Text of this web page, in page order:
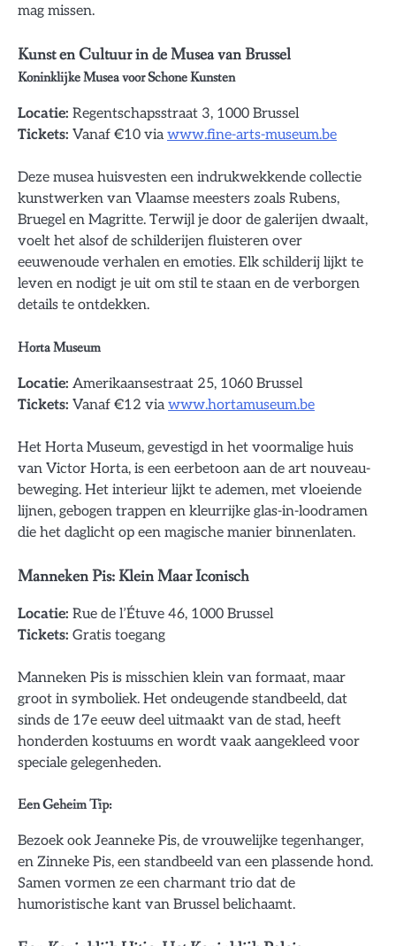
mag missen.
Kunst en Cultuur in de Musea van Brussel
Koninklijke Musea voor Schone Kunsten
Locatie: Regentschapsstraat 3, 1000 Brussel
Tickets: Vanaf €10 viawww.fine-arts-museum.be
Deze musea huisvesten een indrukwekkende collectie
kunstwerken van Vlaamse meesters zoals Rubens,
Bruegel en Magritte. Terwijl je door de galerijen dwaalt,
voelt het alsof de schilderijen fluisteren over
eeuwenoude verhalen en emoties. Elk schilderij lijkt te
leven en nodigt je uit om stil te staan en de verborgen
details te ontdekken.
Horta Museum
Locatie: Amerikaansestraat 25, 1060 Brussel
Tickets: Vanaf €12 viawww.hortamuseum.be
Het Horta Museum, gevestigd in het voormalige huis
van Victor Horta, is een eerbetoon aan de art nouveau-
beweging. Het interieur lijkt te ademen, met vloeiende
lijnen, gebogen trappen en kleurrijke glas-in-loodramen
die het daglicht op een magische manier binnenlaten.
Manneken Pis: Klein Maar Iconisch
Locatie: Rue de l’Étuve 46, 1000 Brussel
Tickets: Gratis toegang
Manneken Pis is misschien klein van formaat, maar
groot in symboliek. Het ondeugende standbeeld, dat
sinds de 17e eeuw deel uitmaakt van de stad, heeft
honderden kostuums en wordt vaak aangekleed voor
speciale gelegenheden.
Een Geheim Tip:
Bezoek ook Jeanneke Pis, de vrouwelijke tegenhanger,
en Zinneke Pis, een standbeeld van een plassende hond.
Samen vormen ze een charmant trio dat de
humoristische kant van Brussel belichaamt.